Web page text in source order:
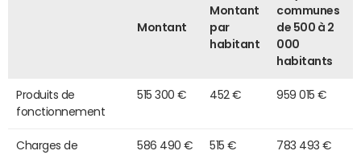
Montant
Montant
par
habitant
communes
de 500 à 2
000
habitants
Produits de
fonctionnement
515 300 € 452 € 959 015 €
Charges de
586 490 € 515 € 783 493 €